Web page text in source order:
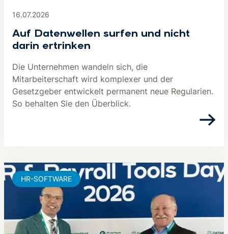
16.07.2026
Auf Datenwellen surfen und nicht
darin ertrinken
Die Unternehmen wandeln sich, die
Mitarbeiterschaft wird komplexer und der
Gesetzgeber entwickelt permanent neue Regularien.
So behalten Sie den Überblick.
HR-SOFTWARE